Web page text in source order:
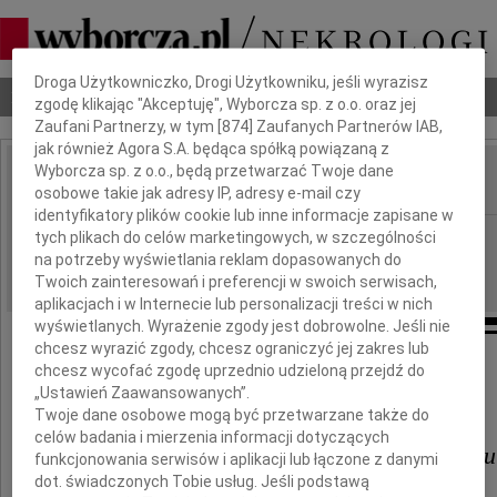
Nekrologi Odeszli Poradnik pogrzebowy
IMIĘ I NAZWISKO:
REGION: Bydgoszcz
DATA EMISJI: 19.11.2010
Panu
dr. Mirosławowi Majewskiemu
Dbamy o Twoją prywatność
Droga Użytkowniczko, Drogi Użytkowniku, jeśli wyrazisz
zgodę klikając "Akceptuję", Wyborcza sp. z o.o. oraz jej
Zaufani Partnerzy, w tym [874 ] Zaufanych Partnerów IAB,
jak również Agora S.A. będąca spółką powiązaną z
Wyborcza sp. z o.o., będą przetwarzać Twoje dane
osobowe takie jak adresy IP, adresy e-mail czy
identyfikatory plików cookie lub inne informacje zapisane w
tych plikach do celów marketingowych, w szczególności
na potrzeby wyświetlania reklam dopasowanych do
Twoich zainteresowań i preferencji w swoich serwisach,
aplikacjach i w Internecie lub personalizacji treści w nich
wyświetlanych. Wyrażenie zgody jest dobrowolne. Jeśli nie
chcesz wyrazić zgody, chcesz ograniczyć jej zakres lub
chcesz wycofać zgodę uprzednio udzieloną przejdź do
„Ustawień Zaawansowanych”.
Twoje dane osobowe mogą być przetwarzane także do
celów badania i mierzenia informacji dotyczących
funkcjonowania serwisów i aplikacji lub łączone z danymi
dot. świadczonych Tobie usług. Jeśli podstawą